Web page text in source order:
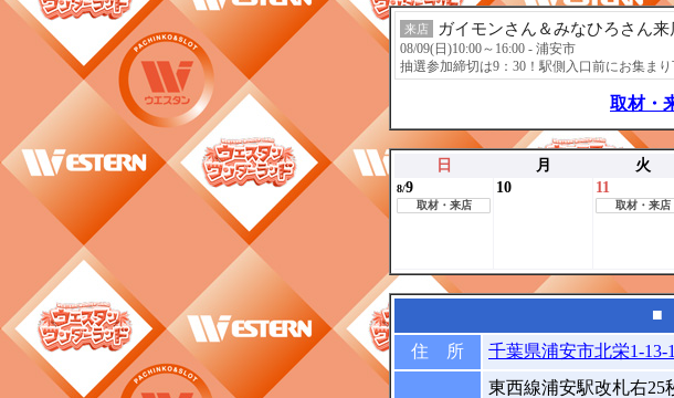
来店 ガイモンさん＆みなひろさん来
08/09(日)10:00～16:00 - 浦安市
抽選参加締切は9：30！駅側入口前にお集まり
取材・
日 月 火
8/9
取材・来店
10 11
取材・来店
■
住 所
千葉県浦安市北栄1-13-
東西線浦安駅改札右25